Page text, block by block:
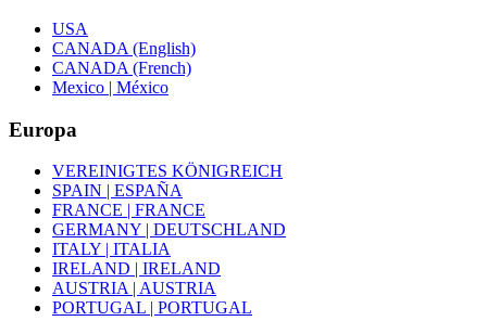
USA
CANADA (English)
CANADA (French)
Mexico | México
Europa
VEREINIGTES KÖNIGREICH
SPAIN | ESPAÑA
FRANCE | FRANCE
GERMANY | DEUTSCHLAND
ITALY | ITALIA
IRELAND | IRELAND
AUSTRIA | AUSTRIA
PORTUGAL | PORTUGAL